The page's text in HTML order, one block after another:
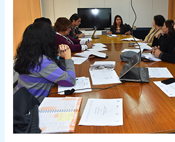
Colaboración
Académica
para
la
Inclusión:
Efectiva
atención
a
estudiantes